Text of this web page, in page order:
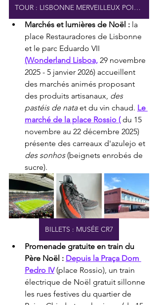
TOUR : LISBONNE MERVEILLEUX POINTS DE VUE
Marchés et lumières de Noël : la
place Restauradores de Lisbonne
et le parc Eduardo VII
(Wonderland Lisboa, 29 novembre
2025 - 5 janvier 2026) accueillent
des marchés animés proposant
des produits artisanaux, des
pastéis de nata et du vin chaud. Le
marché de la place Rossio ( du 15
novembre au 22 décembre 2025)
présente des carreaux d'azulejo et
des sonhos (beignets enrobés de
sucre).
BILLETS : MUSÉE CR7
Promenade gratuite en train du
Père Noël : Depuis la Praça Dom
Pedro IV (place Rossio), un train
électrique de Noël gratuit sillonne
les rues festives du quartier de